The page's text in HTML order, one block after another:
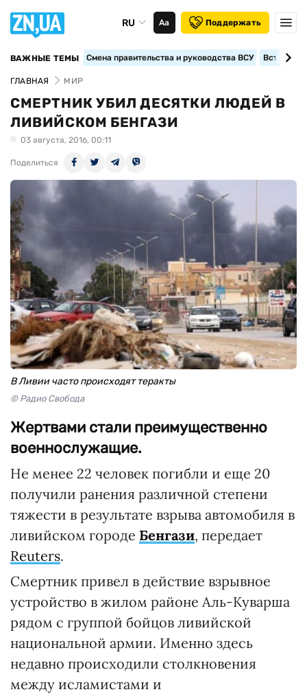
RU Аа Поддержать
ВАЖНЫЕ ТЕМЫ Смена правительства и руководства ВСУ
ГЛАВНАЯ МИР
СМЕРТНИК УБИЛ ДЕСЯТКИ ЛЮДЕЙ В
ЛИВИЙСКОМ БЕНГАЗИ
03 августа, 2016, 00:11
Поделиться
В Ливии часто происходят теракты
© Радио Свобода
Жертвами стали преимущественно
военнослужащие.
Не менее 22 человек погибли и еще 20
получили ранения различной степени
тяжести в результате взрыва автомобиля в
ливийском городе Бенгази, передает
Reuters.
Смертник привел в действие взрывное
устройство в жилом районе Аль-Куварша
рядом с группой бойцов ливийской
национальной армии. Именно здесь
недавно происходили столкновения
между исламистами и